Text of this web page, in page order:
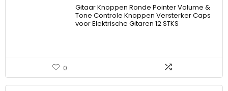
Gitaar Knoppen Ronde Pointer Volume &
Tone Controle Knoppen Versterker Caps
voor Elektrische Gitaren 12 STKS
0